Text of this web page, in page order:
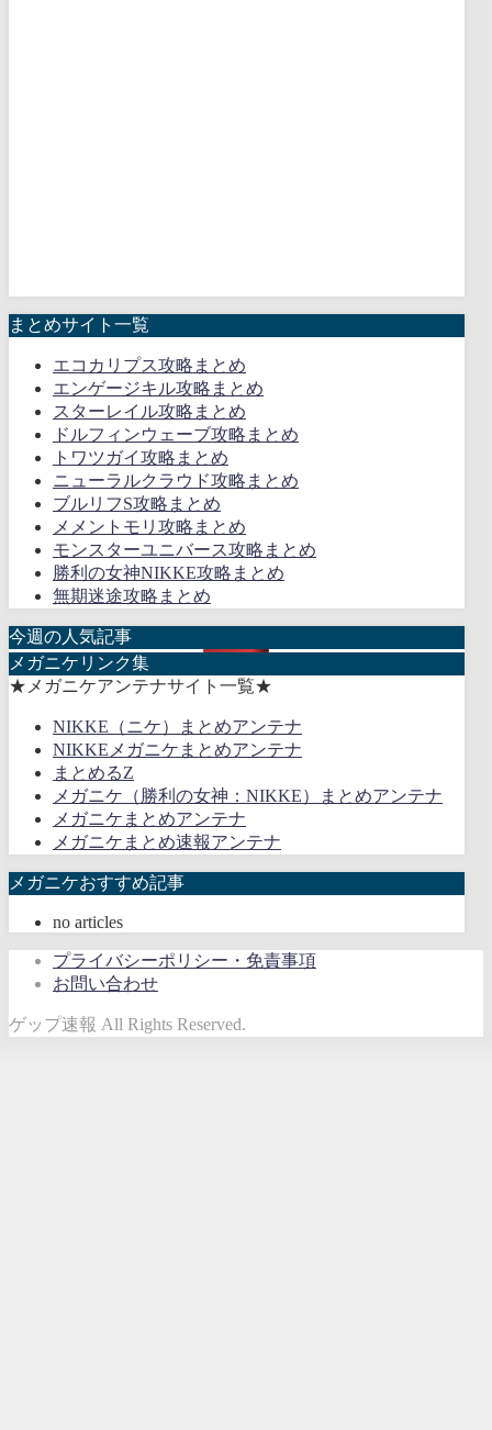
まとめサイト一覧
エコカリプス攻略まとめ
エンゲージキル攻略まとめ
スターレイル攻略まとめ
ドルフィンウェーブ攻略まとめ
トワツガイ攻略まとめ
ニューラルクラウド攻略まとめ
ブルリフS攻略まとめ
メメントモリ攻略まとめ
モンスターユニバース攻略まとめ
勝利の女神NIKKE攻略まとめ
無期迷途攻略まとめ
今週の人気記事
メガニケリンク集
★メガニケアンテナサイト一覧★
NIKKE（ニケ）まとめアンテナ
NIKKEメガニケまとめアンテナ
まとめるZ
メガニケ（勝利の女神：NIKKE）まとめアンテナ
メガニケまとめアンテナ
メガニケまとめ速報アンテナ
メガニケおすすめ記事
no articles
プライバシーポリシー・免責事項
お問い合わせ
ゲップ速報 All Rights Reserved.